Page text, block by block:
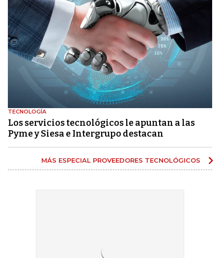
TECNOLOGÍA
Los servicios tecnológicos le apuntan a las
Pyme y Siesa e Intergrupo destacan
MÁS ESPECIAL PROVEEDORES TECNOLÓGICOS